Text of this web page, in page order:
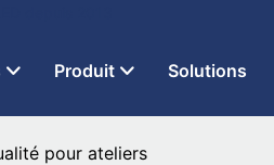
Produit Solutions
pour ateliers